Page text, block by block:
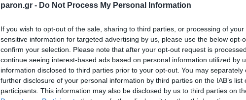
paron.gr - Do Not Process My Personal Information
If you wish to opt-out of the sale, sharing to third parties, or processing of
sensitive information for targeted advertising by us, please use the below opt-
confirm your selection. Please note that after your opt-out request is
continue seeing interest-based ads based on personal information utilized by
information disclosed to third parties prior to your opt-out. You may separately
further disclosure of your personal information by third parties on the IAB’s list
participants. This information may also be disclosed by us to third parties on